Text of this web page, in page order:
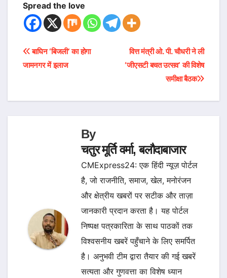
Spread the love
Post
navigation
वित्त मंत्री ओ. पी. चौधरी ने ली
‘जीएसटी बचत उत्सव’ की विशेष
समीक्षा बैठक
बाघिन ‘बिजली’ का होगा
जामनगर में इलाज
By
चतुर मूर्ति वर्मा, बलौदाबाजार
CMExpress24: एक हिंदी न्यूज़ पोर्टल
है, जो राजनीति, समाज, खेल, मनोरंजन
और क्षेत्रीय खबरों पर सटीक और ताज़ा
जानकारी प्रदान करता है। यह पोर्टल
निष्पक्ष पत्रकारिता के साथ पाठकों तक
विश्वसनीय खबरें पहुँचाने के लिए समर्पित
है। अनुभवी टीम द्वारा तैयार की गई खबरें
सत्यता और गुणवत्ता का विशेष ध्यान